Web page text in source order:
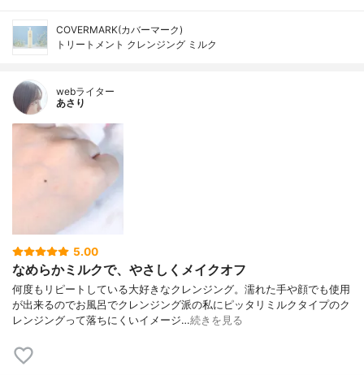
COVERMARK(カバーマーク)
トリートメント クレンジング ミルク
webライター
あさり
5.00
なめらかミルクで、やさしくメイクオフ
何度もリピートしている大好きなクレンジング。濡れた手や顔でも使用
が出来るのでお風呂でクレンジング派の私にピッタリミルクタイプのク
レンジングって落ちにくいイメージ…続きを見る